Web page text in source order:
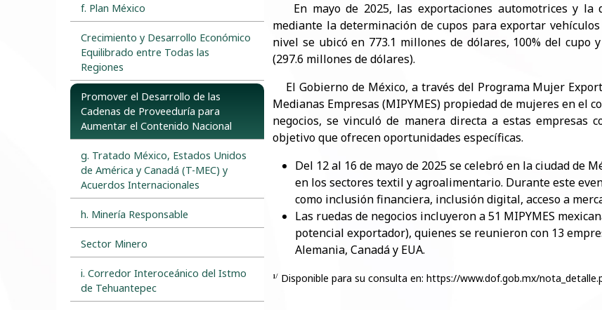
f. Plan México
Crecimiento y Desarrollo Económico
Equilibrado entre Todas las
Regiones
Promover el Desarrollo de las
Cadenas de Proveeduría para
Aumentar el Contenido Nacional
g. Tratado México, Estados Unidos
de América y Canadá (T-MEC) y
Acuerdos Internacionales
h. Minería Responsable
Sector Minero
i. Corredor Interoceánico del Istmo
de Tehuantepec
En mayo de 2025, las exportaciones automotrices y la
mediante la determinación de cupos para exportar
nivel se ubicó en 773.1 millones de dólares, 100% del
(297.6 millones de dólares).
El Gobierno de México, a través del Programa Mujer
Medianas Empresas (MIPYMES) propiedad de mujeres en el
negocios, se vinculó de manera directa a estas empresas
objetivo que ofrecen oportunidades específicas.
​Del 12 al 16 de mayo de 2025 se celebró en la ciudad de
en los sectores textil y agroalimentario. Durante este
como inclusión financiera, inclusión digital, acceso a
Las ruedas de negocios incluyeron a 51 MIPYMES
potencial exportador), quienes se reunieron con 13
Alemania, Canadá y EUA.
1/ Disponible para su consulta en: https://www.dof.gob.mx/